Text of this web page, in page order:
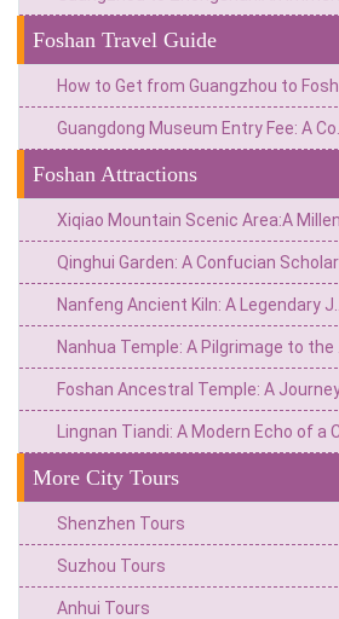
Foshan Travel Guide
Foshan Attractions
More City Tours
Shenzhen Tours
Suzhou Tours
Anhui Tours